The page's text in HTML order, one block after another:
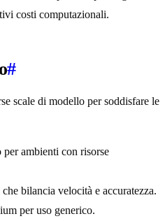
costi computazionali.
#
scale di modello per soddisfare le
per ambienti con risorse
bilancia velocità e accuratezza.
per uso generico.